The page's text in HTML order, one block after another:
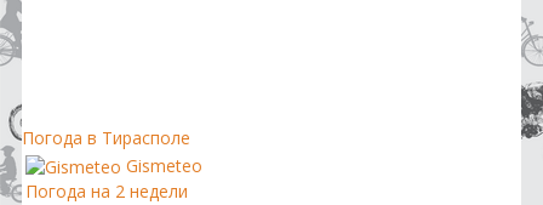
Погода в Тирасполе
Gismeteo
Погода на 2 недели